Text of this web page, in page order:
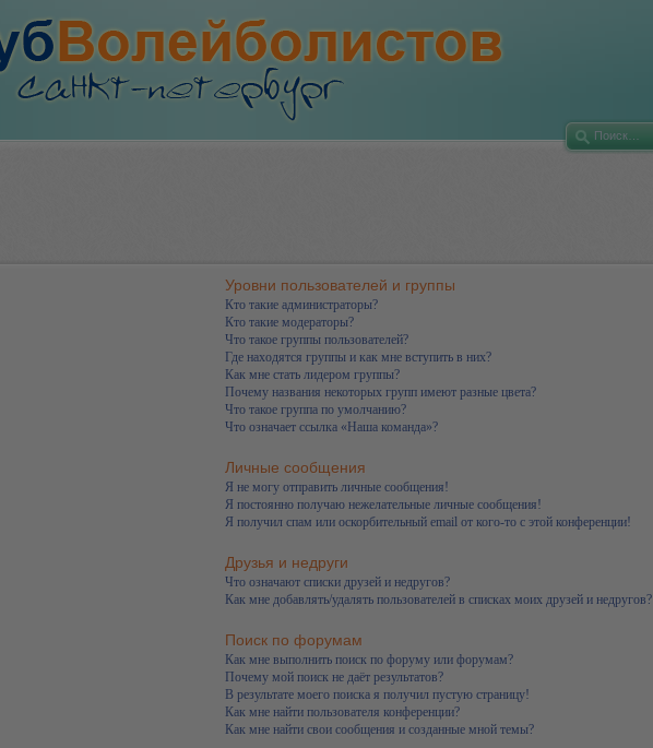
Уровни пользователей и группы
Кто такие администраторы?
Кто такие модераторы?
Что такое группы пользователей?
Где находятся группы и как мне вступить в них?
Как мне стать лидером группы?
Почему названия некоторых групп имеют разные цвета?
Что такое группа по умолчанию?
Что означает ссылка «Наша команда»?
Личные сообщения
Я не могу отправить личные сообщения!
Я постоянно получаю нежелательные личные сообщения!
Я получил спам или оскорбительный email от кого-то с этой конференции!
Друзья и недруги
Что означают списки друзей и недругов?
Как мне добавлять/удалять пользователей в списках моих друзей и недругов?
Поиск по форумам
Как мне выполнить поиск по форуму или форумам?
Почему мой поиск не даёт результатов?
В результате моего поиска я получил пустую страницу!
Как мне найти пользователя конференции?
Как мне найти свои сообщения и созданные мной темы?